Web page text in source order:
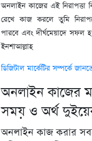
অনলাইন কাজের এই নিরাপত্তা
রেখে কাজ করলে তুমি
পারবে এবং দীর্ঘমেয়াদে সফল
ইনশাআল্লাহ
ডিজিটাল মার্কেটির সম্পর্কে
অনলাইন কাজের
সময় ও অর্থ
অনলাইন কাজ করার